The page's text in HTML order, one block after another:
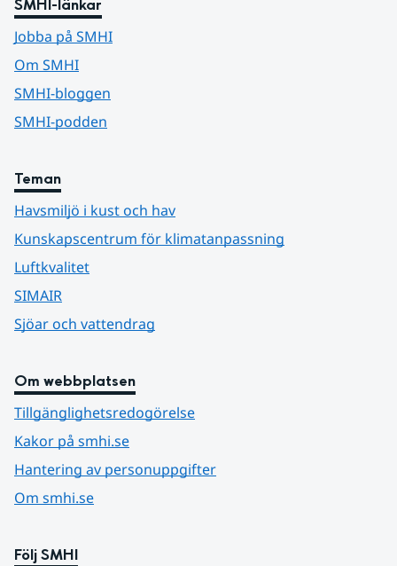
SMHI-länkar
Jobba på SMHI
Om SMHI
SMHI-bloggen
SMHI-podden
Teman
Havsmiljö i kust och hav
Kunskapscentrum för klimatanpassning
Luftkvalitet
SIMAIR
Sjöar och vattendrag
Om webbplatsen
Tillgänglighetsredogörelse
Kakor på smhi.se
Hantering av personuppgifter
Om smhi.se
Följ SMHI